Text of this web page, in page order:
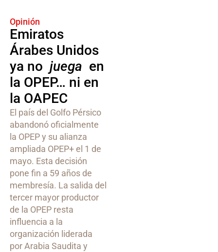
Opinión
Emiratos
Árabes Unidos
ya no juega en
la OPEP… ni en
la OAPEC
El país del Golfo Pérsico
abandonó oficialmente
la OPEP y su alianza
ampliada OPEP+ el 1 de
mayo. Esta decisión
pone fin a 59 años de
membresía. La salida del
tercer mayor productor
de la OPEP resta
influencia a la
organización liderada
por Arabia Saudita y